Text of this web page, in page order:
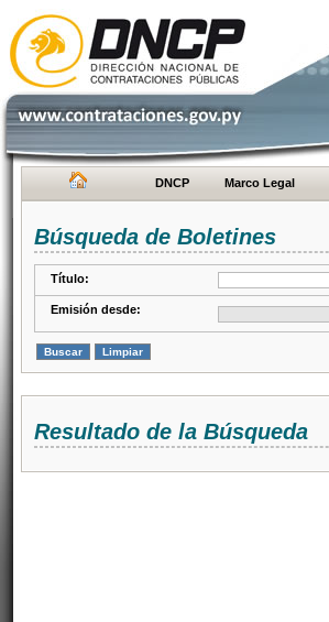
DNCP Marco Legal
Búsqueda de Boletines
Título:
Emisión desde:
Resultado de la Búsqueda